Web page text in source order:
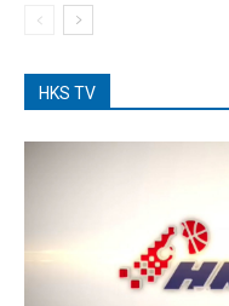
HKS TV